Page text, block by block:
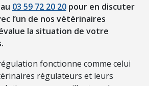
03 59 72 20 20 pour en discuter
l’un de nos vétérinaires
la situation de votre
fonctionne comme celui
régulateurs et leurs